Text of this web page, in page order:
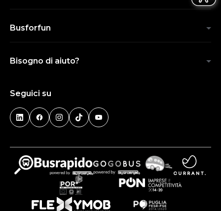
Busforfun
Bisogno di aiuto?
Seguici su